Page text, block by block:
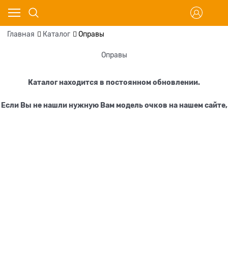
Главная Каталог Оправы
Оправы
Каталог находится в постоянном обновлении.
Если Вы не нашли нужную Вам модель очков на нашем сайте,